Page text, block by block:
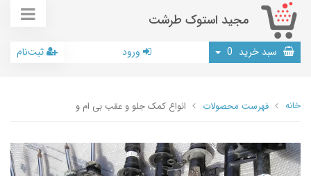
مجید استوک طرشت
سبد خرید 0 ورود ثبت‌نام
خانه فهرست محصولات انواع کمک جلو و عقب بی ام و